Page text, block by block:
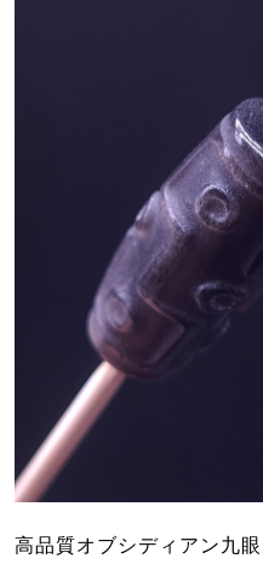
高品質オブシディアン九